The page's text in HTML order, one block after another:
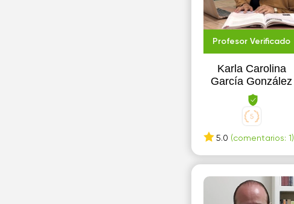
Profesor Verificado
Karla Carolina
García González
5.0 (comentarios: 1)